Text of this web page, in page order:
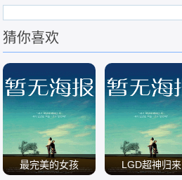
猜你喜欢
最完美的女孩 LGD超神归来